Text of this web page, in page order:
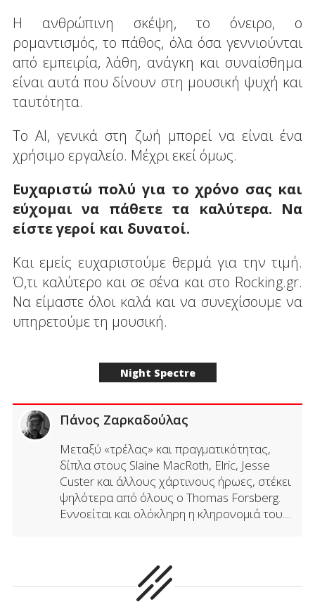
Η ανθρώπινη σκέψη, το όνειρο, ο
ρομαντισμός, το πάθος, όλα όσα γεννιούνται
από εμπειρία, λάθη, ανάγκη και συναίσθημα
είναι αυτά που δίνουν στη μουσική ψυχή και
ταυτότητα.
Το AI, γενικά στη ζωή μπορεί να είναι ένα
χρήσιμο εργαλείο. Μέχρι εκεί όμως.
Ευχαριστώ πολύ για το χρόνο σας και
εύχομαι να πάθετε τα καλύτερα. Να
είστε γεροί και δυνατοί.
Και εμείς ευχαριστούμε θερμά για την τιμή.
Ό,τι καλύτερο και σε σένα και στο Rocking.gr.
Να είμαστε όλοι καλά και να συνεχίσουμε να
υπηρετούμε τη μουσική.
Night Spectre
Πάνος Ζαρκαδούλας
Μεταξύ «τρέλας» και πραγματικότητας,
δίπλα στους Slaine MacRoth, Elric, Jesse
Custer και άλλους χάρτινους ήρωες, στέκει
ψηλότερα από όλους ο Thomas Forsberg.
Εννοείται και ολόκληρη η κληρονομιά του....